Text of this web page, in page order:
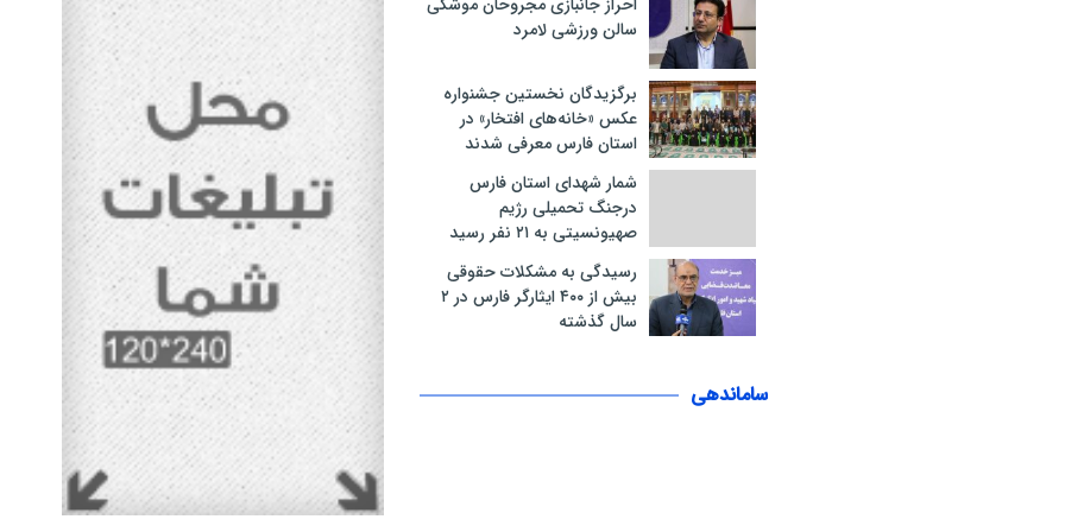
سالن ورزشی لامرد
برگزیدگان نخستین جشنواره
عکس «خانه‌های افتخار» در
استان فارس معرفی شدند
شمار شهدای استان فارس
درجنگ تحمیلی رژیم
صهیونسیتی به ۲۱ نفر رسید
رسیدگی به مشکلات حقوقی
بیش از ۴۰۰ ایثارگر فارس در ۲
سال گذشته
ساماندهی